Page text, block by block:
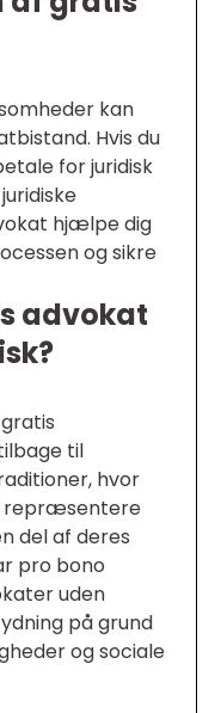
kan
Hvis du
for juridisk
hjælpe dig
og sikre
advokat
til
hvor
repræsentere
del af deres
pro bono
uden
på grund
og sociale